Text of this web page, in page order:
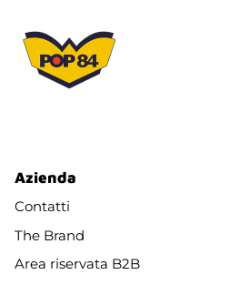
Azienda
Contatti
The Brand
Area riservata B2B